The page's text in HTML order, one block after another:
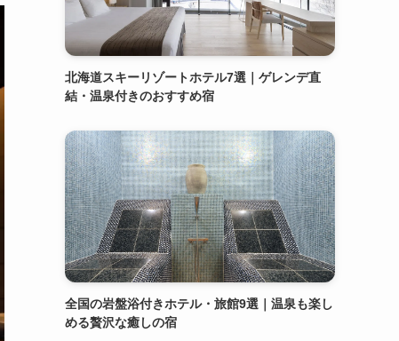
北海道スキーリゾートホテル7選｜ゲレンデ直
結・温泉付きのおすすめ宿
全国の岩盤浴付きホテル・旅館9選｜温泉も楽し
める贅沢な癒しの宿